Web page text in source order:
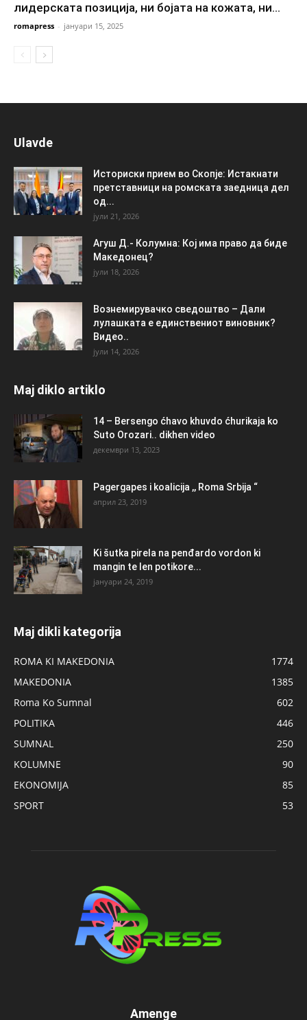
лидерската позиција, ни бојата на кожата, ни...
romapress - јануари 15, 2025
Ulavde
Историски прием во Скопје: Истакнати
претставници на ромската заедница дел
од...
јули 21, 2026
Агуш Д.- Колумна: Кој има право да биде
Македонец?
јули 18, 2026
Вознемирувачко сведоштво – Дали
лулашката е единствениот виновник?
Видео..
јули 14, 2026
Maj diklo artiklo
14 – Bersengo ćhavo khuvdo ćhurikaja ko
Suto Orozari.. dikhen video
декември 13, 2023
Pagergapes i koalicija ,, Roma Srbija “
април 23, 2019
Ki šutka pirela na penđardo vordon ki
mangin te len potikore...
јануари 24, 2019
Maj dikli kategorija
ROMA KI MAKEDONIA
1774
MAKEDONIA
1385
Roma Ko Sumnal
602
POLITIKA
446
SUMNAL
250
KOLUMNE
90
EKONOMIJA
85
SPORT
53
Amenge